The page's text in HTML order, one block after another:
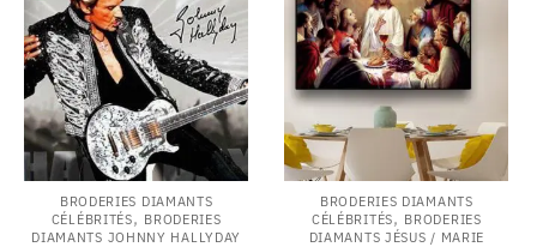
BRODERIES DIAMANTS
CÉLÉBRITÉS, BRODERIES
DIAMANTS JOHNNY HALLYDAY
BRODERIES DIAMANTS
CÉLÉBRITÉS, BRODERIES
DIAMANTS JÉSUS / MARIE